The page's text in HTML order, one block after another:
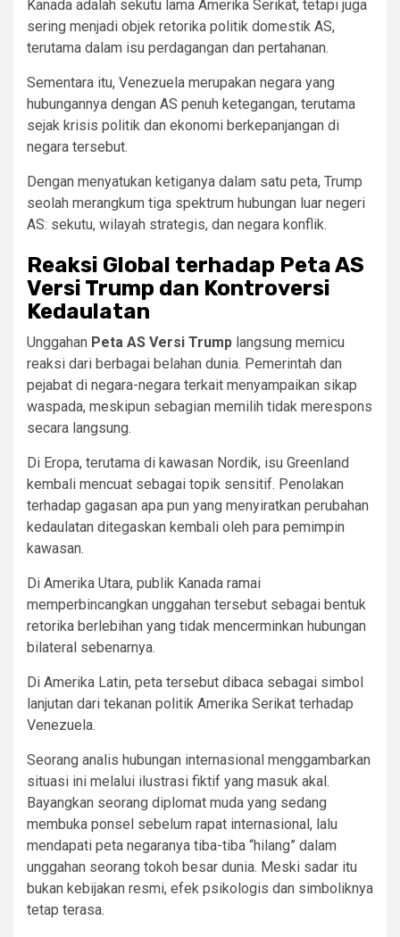
Kanada adalah sekutu lama Amerika Serikat, tetapi juga
sering menjadi objek retorika politik domestik AS,
terutama dalam isu perdagangan dan pertahanan.
Sementara itu, Venezuela merupakan negara yang
hubungannya dengan AS penuh ketegangan, terutama
sejak krisis politik dan ekonomi berkepanjangan di
negara tersebut.
Dengan menyatukan ketiganya dalam satu peta, Trump
seolah merangkum tiga spektrum hubungan luar negeri
AS: sekutu, wilayah strategis, dan negara konflik.
Reaksi Global terhadap Peta AS
Versi Trump dan Kontroversi
Kedaulatan
Unggahan Peta AS Versi Trump langsung memicu
reaksi dari berbagai belahan dunia. Pemerintah dan
pejabat di negara-negara terkait menyampaikan sikap
waspada, meskipun sebagian memilih tidak merespons
secara langsung.
Di Eropa, terutama di kawasan Nordik, isu Greenland
kembali mencuat sebagai topik sensitif. Penolakan
terhadap gagasan apa pun yang menyiratkan perubahan
kedaulatan ditegaskan kembali oleh para pemimpin
kawasan.
Di Amerika Utara, publik Kanada ramai
memperbincangkan unggahan tersebut sebagai bentuk
retorika berlebihan yang tidak mencerminkan hubungan
bilateral sebenarnya.
Di Amerika Latin, peta tersebut dibaca sebagai simbol
lanjutan dari tekanan politik Amerika Serikat terhadap
Venezuela.
Seorang analis hubungan internasional menggambarkan
situasi ini melalui ilustrasi fiktif yang masuk akal.
Bayangkan seorang diplomat muda yang sedang
membuka ponsel sebelum rapat internasional, lalu
mendapati peta negaranya tiba-tiba “hilang” dalam
unggahan seorang tokoh besar dunia. Meski sadar itu
bukan kebijakan resmi, efek psikologis dan simboliknya
tetap terasa.